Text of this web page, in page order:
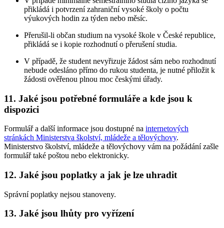
přikládá i potvrzení zahraniční vysoké školy o počtu
výukových hodin za týden nebo měsíc.
Přerušil-li občan studium na vysoké škole v České republice,
přikládá se i kopie rozhodnutí o přerušení studia.
V případě, že student nevyřizuje žádost sám nebo rozhodnutí
nebude odesláno přímo do rukou studenta, je nutné přiložit k
žádosti ověřenou plnou moc českými úřady.
11. Jaké jsou potřebné formuláře a kde jsou k
dispozici
Formulář a další informace jsou dostupné na internetových
stránkách Ministerstva školství, mládeže a tělovýchovy.
Ministerstvo školství, mládeže a tělovýchovy vám na požádání zašle
formulář také poštou nebo elektronicky.
12. Jaké jsou poplatky a jak je lze uhradit
Správní poplatky nejsou stanoveny.
13. Jaké jsou lhůty pro vyřízení